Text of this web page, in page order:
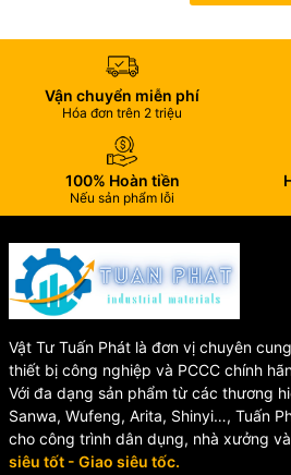
Vận chuyển miễn phí
Hóa đơn trên 2 triệu
100% Hoàn tiền
Nếu sản phẩm lỗi
Vật Tư Tuấn Phát là đơn vị chuyên
thiết bị công nghiệp và PCCC chính
Với đa dạng sản phẩm từ các thương
Sanwa, Wufeng, Arita, Shinyi…, Tuấn
cho công trình dân dụng, nhà xưởng
siêu tốt - Giao siêu tốc.